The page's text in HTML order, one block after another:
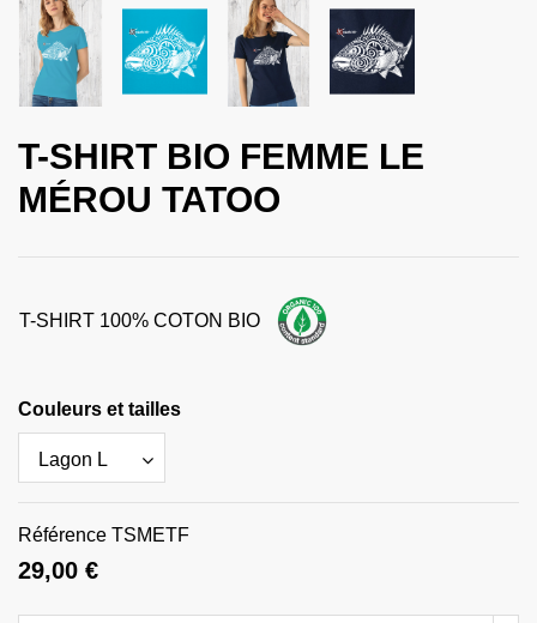
T-SHIRT BIO FEMME LE
MÉROU TATOO
T-SHIRT 100% COTON BIO
Couleurs et tailles
Référence TSMETF
29,00 €